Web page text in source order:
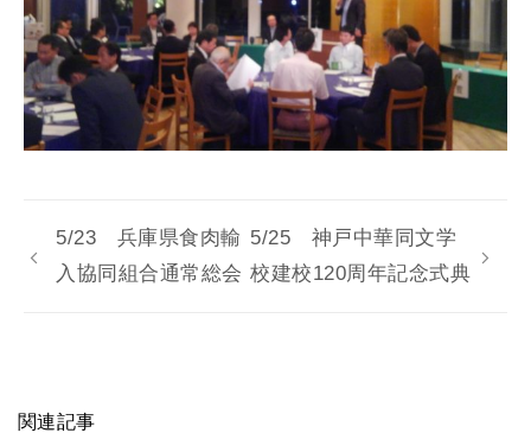
5/23 兵庫県食肉輸
入協同組合通常総会
5/25 神戸中華同文学
校建校120周年記念式典
関連記事